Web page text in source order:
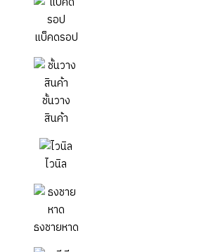
แบ็คดรอป
ชั้นวาง
สินค้า
ไวนิล
ธงชายหาด